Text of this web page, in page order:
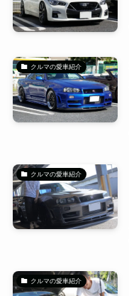
クルマの愛車紹介
クルマの愛車紹介
クルマの愛車紹介